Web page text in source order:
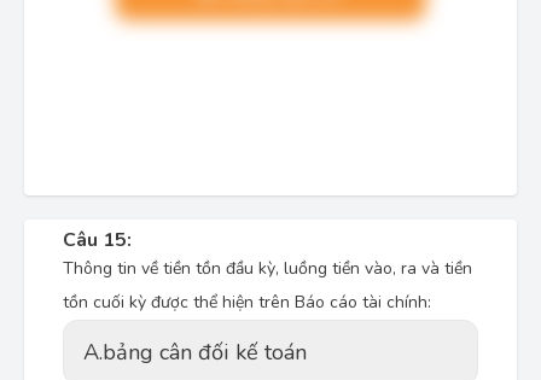
Câu 15:
Thông tin về tiền tồn đầu kỳ, luồng tiền vào, ra và tiền
tồn cuối kỳ được thể hiện trên Báo cáo tài chính:
A.bảng cân đối kế toán